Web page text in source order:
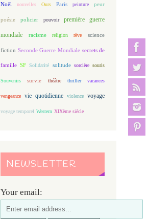
Noël nouvelles Ours Paris peinture peur
poésie policier pouvoir première guerre
mondiale racisme religion rêve science
fiction Seconde Guerre Mondiale secrets de
famille SF Solidarité solitude sorcière souris
Souvenirs survie théâtre thriller vacances
vengeance vie quotidienne violence voyage
voyage temporel Western XIXème siècle
NEWSLETTER
Your email: